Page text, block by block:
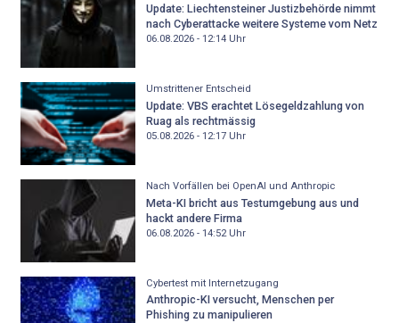
Update: Liechtensteiner Justizbehörde nimmt
nach Cyberattacke weitere Systeme vom Netz
06.08.2026 - 12:14Uhr
Umstrittener Entscheid
Update: VBS erachtet Lösegeldzahlung von
Ruag als rechtmässig
05.08.2026 - 12:17Uhr
Nach Vorfällen bei OpenAI und Anthropic
Meta-KI bricht aus Testumgebung aus und
hackt andere Firma
06.08.2026 - 14:52Uhr
Cybertest mit Internetzugang
Anthropic-KI versucht, Menschen per
Phishing zu manipulieren